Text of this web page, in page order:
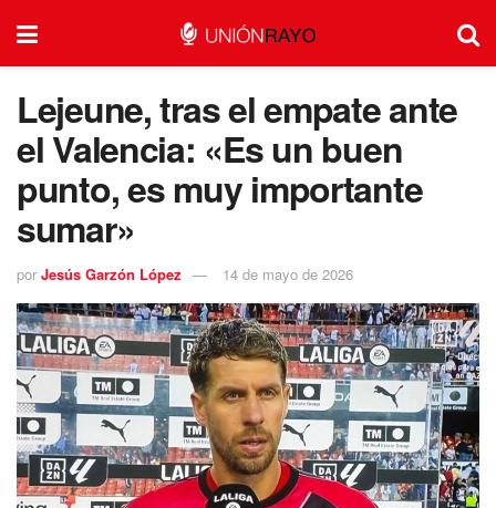
Lejeune, tras el empate ante
el Valencia: «Es un buen
punto, es muy importante
sumar»
por Jesús Garzón López 14 de mayo de 2026